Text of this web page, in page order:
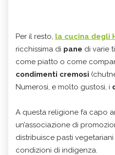
Per il resto, la cucina degli
ricchissima di pane di varie
come piatto o come
condimenti cremosi
Numerosi, e molto gustosi, i
A questa religione fa capo
un’associazione di
distribuisce pasti
condizioni di indigenza.